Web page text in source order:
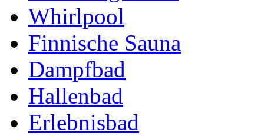
Whirlpool
Finnische Sauna
Dampfbad
Hallenbad
Erlebnisbad